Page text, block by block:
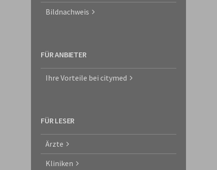
Bildnachweis
FÜR ANBIETER
Ihre Vorteile bei citymed
FÜR LESER
Ärzte
Kliniken